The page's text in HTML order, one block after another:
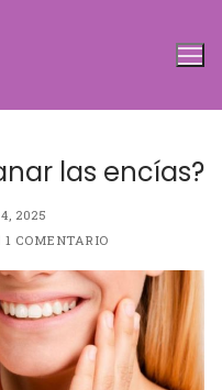
las encías?
2025
1 COMENTARIO